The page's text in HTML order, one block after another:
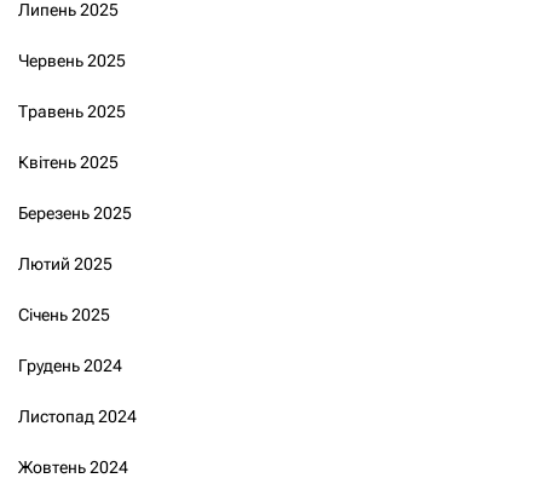
Липень 2025
Червень 2025
Травень 2025
Квітень 2025
Березень 2025
Лютий 2025
Січень 2025
Грудень 2024
Листопад 2024
Жовтень 2024